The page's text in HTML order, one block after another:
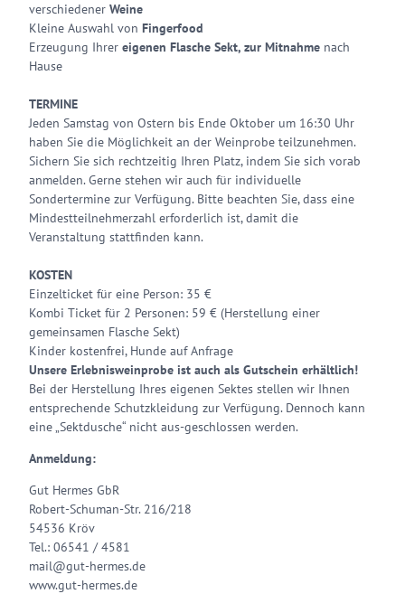
verschiedener Weine
Kleine Auswahl von Fingerfood
Erzeugung Ihrer eigenen Flasche Sekt, zur Mitnahme nach
Hause
TERMINE
Jeden Samstag von Ostern bis Ende Oktober um 16:30 Uhr
haben Sie die Möglichkeit an der Weinprobe teilzunehmen.
Sichern Sie sich rechtzeitig Ihren Platz, indem Sie sich vorab
anmelden. Gerne stehen wir auch für individuelle
Sondertermine zur Verfügung. Bitte beachten Sie, dass eine
Mindestteilneh­merzahl erforderlich ist, damit die
Veranstaltung stattfinden kann.
KOSTEN
Einzelticket für eine Person: 35 €
Kombi Ticket für 2 Personen: 59 € (Herstellung einer
gemeinsamen Flasche Sekt)
Kinder kostenfrei, Hunde auf Anfrage
Unsere Erlebnisweinprobe ist auch als Gutschein erhältlich!
Bei der Herstellung Ihres eigenen Sektes stellen wir Ihnen
entsprechende Schutzkleidung zur Verfügung. Dennoch kann
eine „Sektdusche“ nicht aus-geschlossen werden.
Anmeldung:
Gut Hermes GbR
Robert-Schuman-Str. 216/218
54536 Kröv
Tel.: 06541 / 4581
mail@gut-hermes.de
www.gut-hermes.de